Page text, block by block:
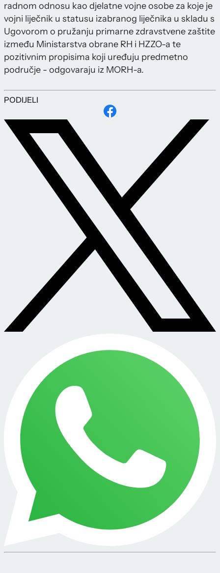
radnom odnosu kao djelatne vojne osobe za koje je
vojni liječnik u statusu izabranog liječnika u skladu s
Ugovorom o pružanju primarne zdravstvene zaštite
između Ministarstva obrane RH i HZZO-a te
pozitivnim propisima koji uređuju predmetno
područje - odgovaraju iz MORH-a.
PODIJELI